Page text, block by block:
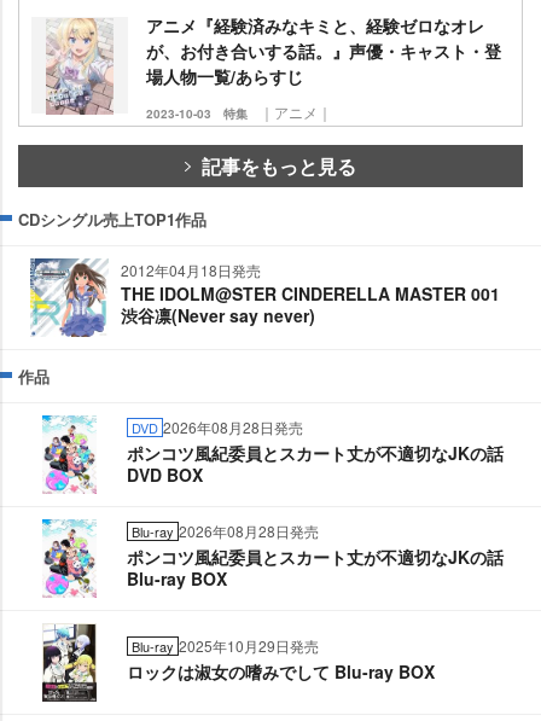
アニメ『経験済みなキミと、経験ゼロなオレ
が、お付き合いする話。』声優・キャスト・登
場人物一覧/あらすじ
2023-10-03 特集 ｜アニメ｜
記事をもっと見る
CDシングル売上TOP1作品
2012年04月18日発売
THE IDOLM@STER CINDERELLA MASTER 001
渋谷凛(Never say never)
作品
DVD 2026年08月28日発売
ポンコツ風紀委員とスカート丈が不適切なJKの話
DVD BOX
Blu-ray 2026年08月28日発売
ポンコツ風紀委員とスカート丈が不適切なJKの話
Blu-ray BOX
Blu-ray 2025年10月29日発売
ロックは淑女の嗜みでして Blu-ray BOX